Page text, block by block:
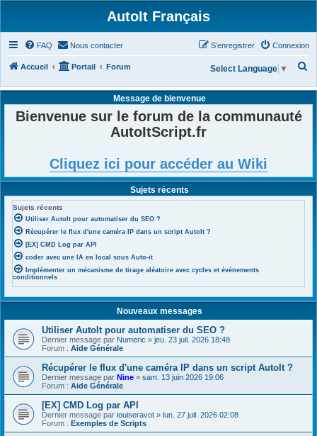
AutoIt Français
FAQ Nous contacter Connexion
S’enregistrer
Accueil Portail Forum
h
Select Language ▼
Message de bienvenue
Bienvenue sur le forum de la communauté
AutoItScript.fr
Cliquez ici pour accéder au Wiki
Sujets récents
Sujets récents
Utiliser AutoIt pour automatiser du SEO ?
Récupérer le flux d'une caméra IP dans un script AutoIt ?
[EX] CMD Log par API
coder avec une IA en local sous Auto-it
Implémenter un mécanisme de tirage aléatoire avec cycles et événements
conditionnels
Nouveaux messages
Utiliser AutoIt pour automatiser du SEO ?
Dernier message par Numeric » jeu. 23 juil. 2026 18:48
Forum : Aide Générale
Récupérer le flux d'une caméra IP dans un script AutoIt ?
Dernier message par Nine » sam. 13 juin 2026 19:06
Forum : Aide Générale
[EX] CMD Log par API
Dernier message par louiseravot » lun. 27 juil. 2026 02:08
Forum : Exemples de Scripts